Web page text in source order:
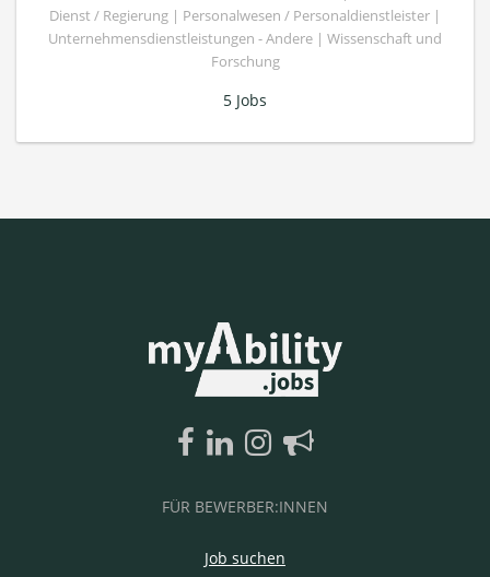
Dienst / Regierung | Personalwesen / Personaldienstleister |
Unternehmensdienstleistungen - Andere | Wissenschaft und
Forschung
5 Jobs
FÜR BEWERBER:INNEN
Job suchen